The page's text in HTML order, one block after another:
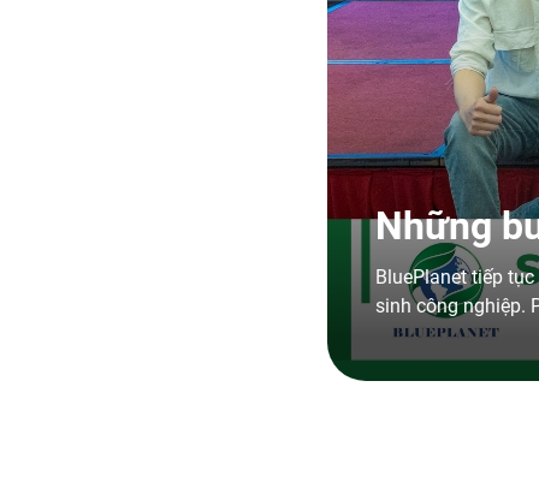
Những
BluePlanet tiếp
sinh công nghiệp.